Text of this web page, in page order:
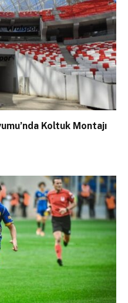
Koltuk Montajı